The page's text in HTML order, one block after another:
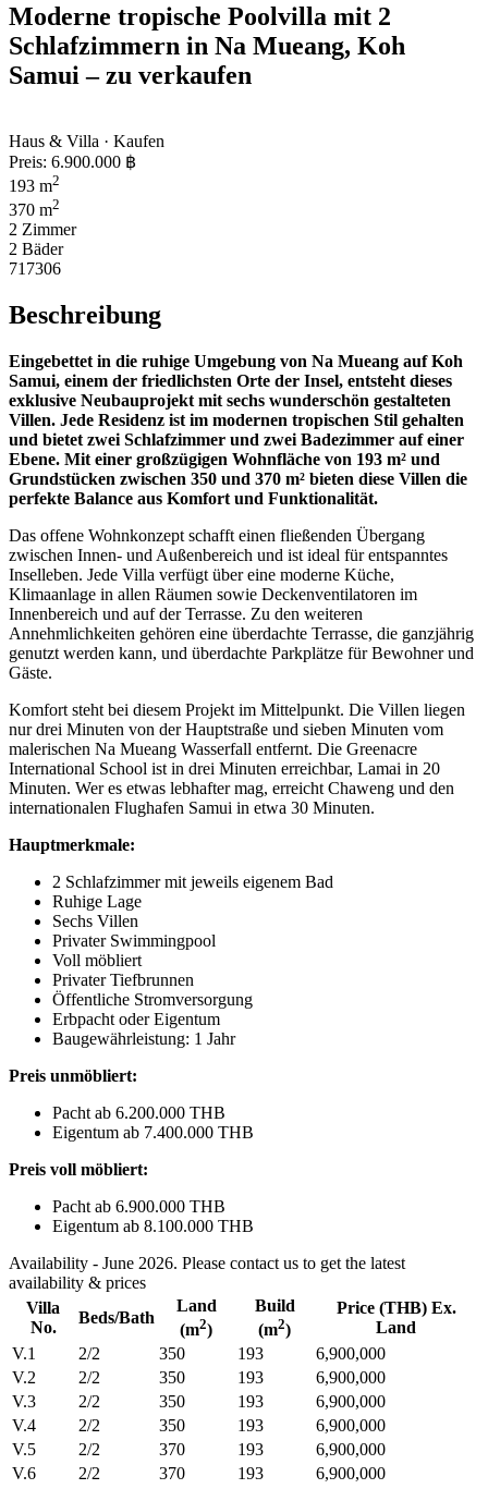
Moderne tropische Poolvilla mit 2
Schlafzimmern in Na Mueang, Koh
Samui – zu verkaufen
Haus & Villa · Kaufen
Preis: 6.900.000 ฿
193 m2
370 m2
2 Zimmer
2 Bäder
717306
Beschreibung
Eingebettet in die ruhige Umgebung von Na Mueang auf Koh
Samui, einem der friedlichsten Orte der Insel, entsteht dieses
exklusive Neubauprojekt mit sechs wunderschön gestalteten
Villen. Jede Residenz ist im modernen tropischen Stil gehalten
und bietet zwei Schlafzimmer und zwei Badezimmer auf einer
Ebene. Mit einer großzügigen Wohnfläche von 193 m² und
Grundstücken zwischen 350 und 370 m² bieten diese Villen die
perfekte Balance aus Komfort und Funktionalität.
Das offene Wohnkonzept schafft einen fließenden Übergang
zwischen Innen- und Außenbereich und ist ideal für entspanntes
Inselleben. Jede Villa verfügt über eine moderne Küche,
Klimaanlage in allen Räumen sowie Deckenventilatoren im
Innenbereich und auf der Terrasse. Zu den weiteren
Annehmlichkeiten gehören eine überdachte Terrasse, die ganzjährig
genutzt werden kann, und überdachte Parkplätze für Bewohner und
Gäste.
Komfort steht bei diesem Projekt im Mittelpunkt. Die Villen liegen
nur drei Minuten von der Hauptstraße und sieben Minuten vom
malerischen Na Mueang Wasserfall entfernt. Die Greenacre
International School ist in drei Minuten erreichbar, Lamai in 20
Minuten. Wer es etwas lebhafter mag, erreicht Chaweng und den
internationalen Flughafen Samui in etwa 30 Minuten.
Hauptmerkmale:
2 Schlafzimmer mit jeweils eigenem Bad
Ruhige Lage
Sechs Villen
Privater Swimmingpool
Voll möbliert
Privater Tiefbrunnen
Öffentliche Stromversorgung
Erbpacht oder Eigentum
Baugewährleistung: 1 Jahr
Preis unmöbliert:
Pacht ab 6.200.000 THB
Eigentum ab 7.400.000 THB
Preis voll möbliert:
Pacht ab 6.900.000 THB
Eigentum ab 8.100.000 THB
Availability - June 2026. Please contact us to get the latest
availability & prices
Villa
No.
Beds/Bath
Land
(m2)
Build
(m2)
Price (THB) Ex.
Land
V.1
2/2 350 193
6,900,000
V.2
2/2 350 193
6,900,000
V.3
2/2 350 193
6,900,000
V.4
2/2 350 193
6,900,000
V.5
2/2 370 193
6,900,000
V.6
2/2 370 193 6,900,000